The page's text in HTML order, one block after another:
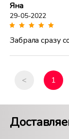
Яна
29-05-2022
Забрала сразу
< 1